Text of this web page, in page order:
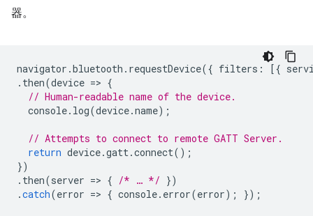
器。
navigator .bluetooth . requestDevice({ filters : [{
. then(device => {
// Human-readable name of the device.
console. log(device.name);
// Attempts to connect to remote GATT Server.
return device.gatt.connect();
})
. then(server => { /* … */ })
.catch(error => { console. error(error); });